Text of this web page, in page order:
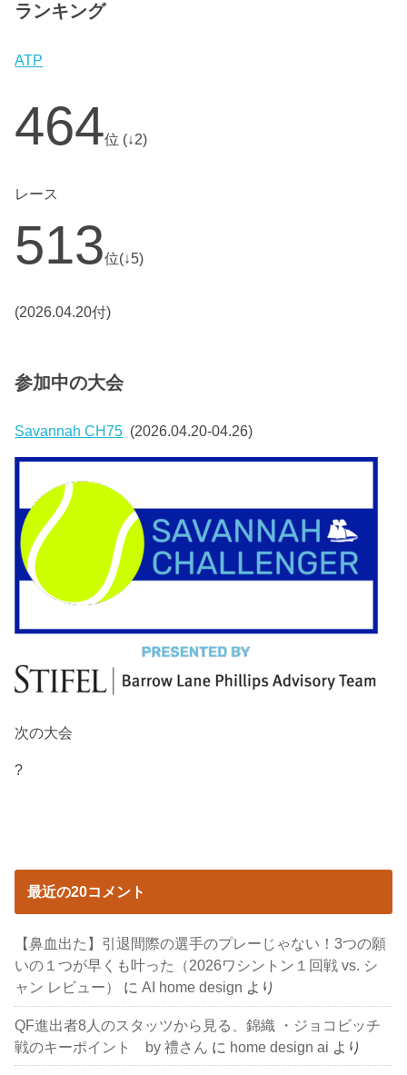
ランキング
ATP
464位 (↓2)
レース
513位(↓5)
(2026.04.20付)
参加中の大会
Savannah CH75 (2026.04.20-04.26)
次の大会
?
最近の20コメント
【鼻血出た】引退間際の選手のプレーじゃない！3つの願
いの１つが早くも叶った（2026ワシントン１回戦 vs. シ
ャン レビュー）
にAI home design より
QF進出者8人のスタッツから見る、錦織 ・ジョコビッチ
戦のキーポイント by 禮さん に home design ai より